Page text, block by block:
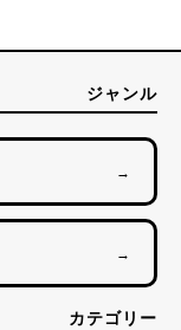
ジャンル
→
→
カテゴリー